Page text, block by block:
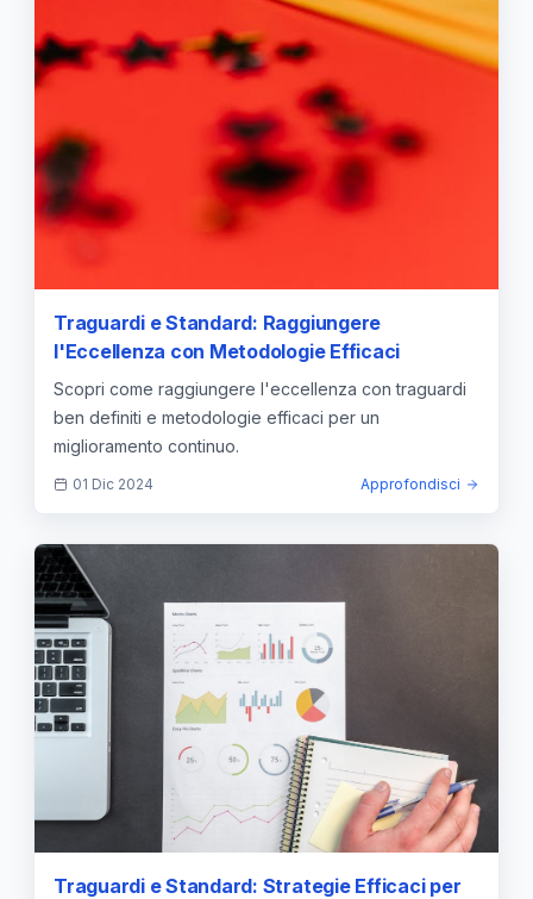
Traguardi e Standard: Raggiungere
l'Eccellenza con Metodologie Efficaci
Scopri come raggiungere l'eccellenza con traguardi
ben definiti e metodologie efficaci per un
miglioramento continuo.
01 Dic 2024 Approfondisci
Traguardi e Standard: Strategie Efficaci per